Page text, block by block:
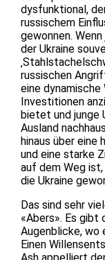
dysfunktional,
russischem
gewonnen.
der Ukraine
russischen
eine
Investitionen
bietet und junge
Ausland
hinaus über eine
und eine starke
auf dem Weg
die Ukraine
Das sind sehr
«Abers». Es
Augenblicke, wo
Einen